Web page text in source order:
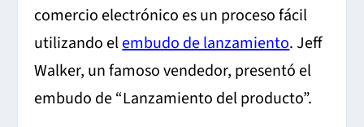
comercio electrónico es un proceso fácil
utilizando elembudo de lanzamiento. Jeff
Walker, un famoso vendedor, presentó el
embudo de “Lanzamiento del producto”.